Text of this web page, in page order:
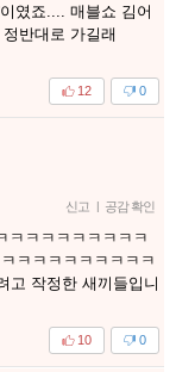
였죠.... 매블쇼 김어
반대로 가길래
0
12
신고 | 공감 확인
ㅋㅋㅋㅋㅋㅋㅋㅋㅋ
ㅋㅋㅋㅋㅋㅋㅋㅋㅋ
고 작정한 새끼들입니
0
10